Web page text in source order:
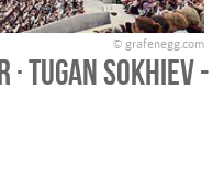
© grafenegg.com
Tugan Sokhiev -